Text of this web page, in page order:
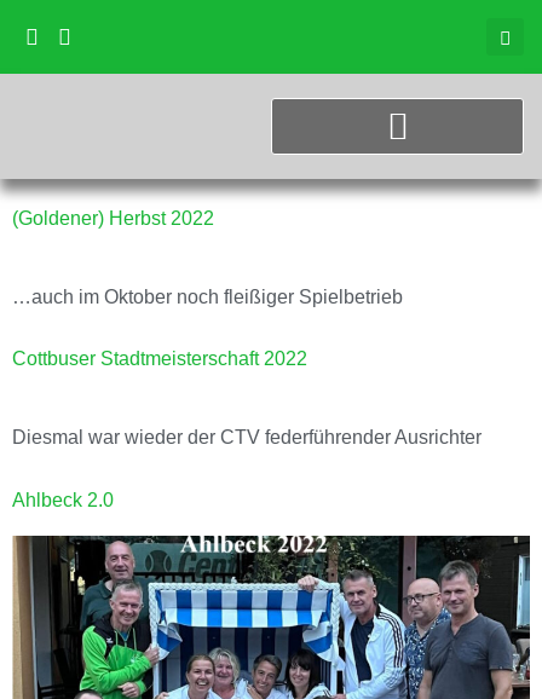
(Goldener) Herbst 2022
…auch im Oktober noch fleißiger Spielbetrieb
Cottbuser Stadtmeisterschaft 2022
Diesmal war wieder der CTV federführender Ausrichter
Ahlbeck 2.0